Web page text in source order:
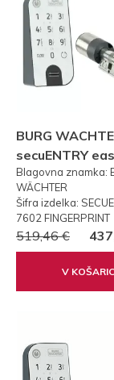
BURG
secuENTRY
FP PRSTNI
Blagovna znamka:
WÄCHTER
Šifra izdelka:
7602 FINGERPRINT
519,46 €
V